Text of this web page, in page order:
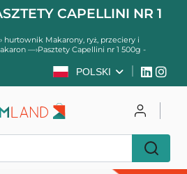
CAPELLINI NR 1
hurtownik Makarony, ryż, przeciery i
—›Pasztety Capellini nr 1 500g -
POLSKI